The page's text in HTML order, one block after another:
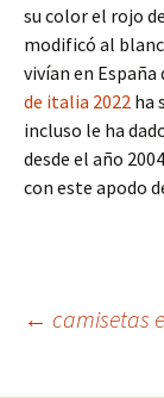
su color el rojo
modificó al
vivían en
de italia 2022 ha
incluso le ha
desde el año
con este apodo
← camisetas